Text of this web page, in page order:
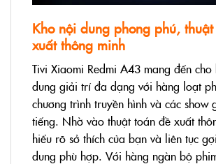
Kho nội dung phong phú,
xuất thông minh
Tivi Xiaomi Redmi A43 mang đến
dung giải trí đa dạng với hàng loạt
chương trình truyền hình và các show
tiếng. Nhờ vào thuật toán đề xuất
hiểu rõ sở thích của bạn và liên tục
dung phù hợp. Với hàng ngàn bộ